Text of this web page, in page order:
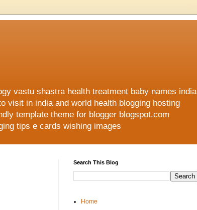
vastu shastra health treatment baby names india
visit in india and world health blogging hosting
template theme for blogger blogspot.com
tips e cards wishing images
Search This Blog
Home